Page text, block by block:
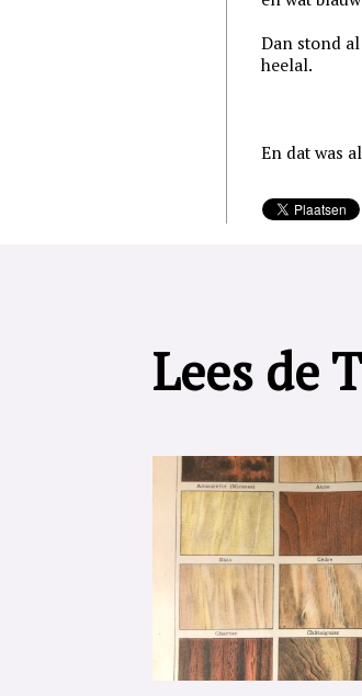
Dan stond
heelal.
En dat was
Lees de